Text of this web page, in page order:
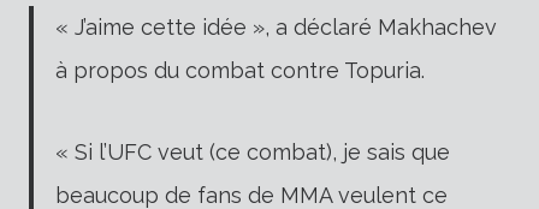
« J’aime cette idée », a déclaré Makhachev
à propos du combat contre Topuria.
« Si l’UFC veut (ce combat), je sais que
beaucoup de fans de MMA veulent ce